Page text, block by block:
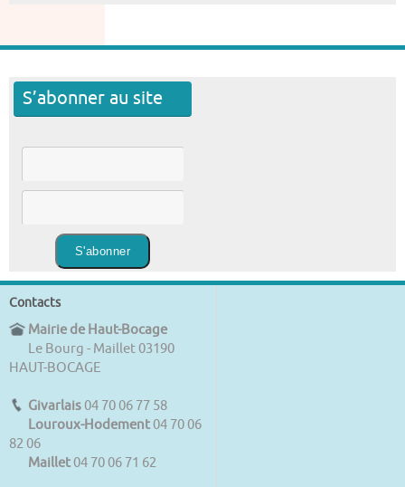
S’abonner au site
Contacts
Mairie de Haut-Bocage
Le Bourg - Maillet 03190
HAUT-BOCAGE
Givarlais 04 70 06 77 58
Louroux-Hodement 04 70 06
82 06
Maillet 04 70 06 71 62